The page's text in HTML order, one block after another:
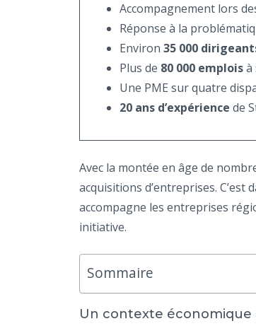
Accompagnement lors
Réponse à la
Environ 35 000
Plus de 80 000 emploisà
Une PME sur quatre
20 ans d’expérience de
Avec la montée en âge de
acquisitions d’entreprises. C’est
accompagne les entreprises
initiative.
Sommaire
Un contexte économique